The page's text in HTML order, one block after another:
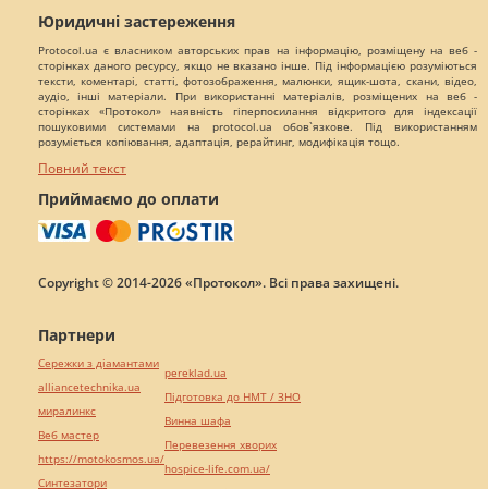
Юридичні застереження
Protocol.ua є власником авторських прав на інформацію, розміщену на веб -
сторінках даного ресурсу, якщо не вказано інше. Під інформацією розуміються
тексти, коментарі, статті, фотозображення, малюнки, ящик-шота, скани, відео,
аудіо, інші матеріали. При використанні матеріалів, розміщених на веб -
сторінках «Протокол» наявність гіперпосилання відкритого для індексації
пошуковими системами на protocol.ua обов`язкове. Під використанням
розуміється копіювання, адаптація, рерайтинг, модифікація тощо.
Повний текст
Приймаємо до оплати
Copyright © 2014-2026 «Протокол». Всі права захищені.
Партнери
Сережки з діамантами
alliancetechnika.ua
миралинкс
Веб мастер
https://motokosmos.ua/
Синтезатори
pereklad.ua
Підготовка до НМТ / ЗНО
Винна шафа
Перевезення хворих
hospice-life.com.ua/